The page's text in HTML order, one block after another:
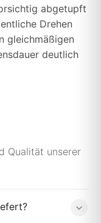
abgetupft
Drehen
gleichmäßigen
deutlich
Qualität unserer